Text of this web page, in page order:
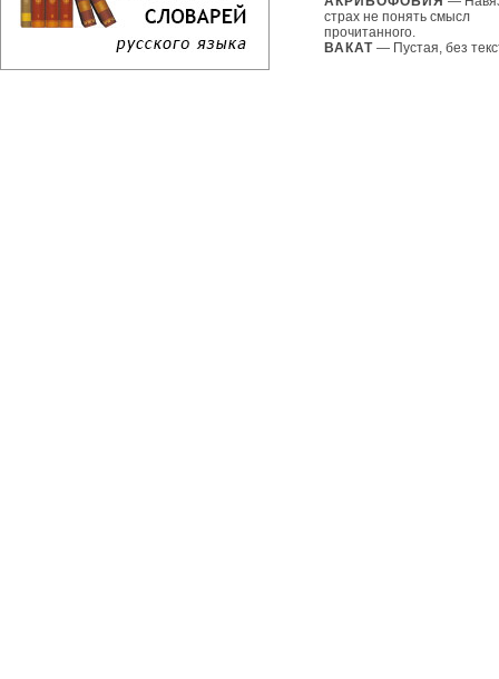
страх не понять смысл
прочитанного.
ВАКАТ — Пустая, без